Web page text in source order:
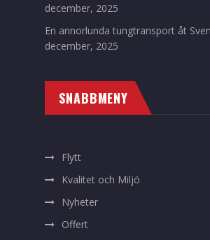
december, 2025
En annorlunda tungtransport åt
december, 2025
SNABBMENY
Flytt
Kvalitet och Miljö
Nyheter
Offert